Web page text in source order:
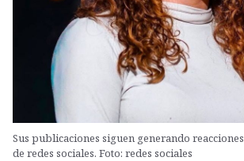
Sus publicaciones siguen generando
de redes sociales. Foto: redes sociales